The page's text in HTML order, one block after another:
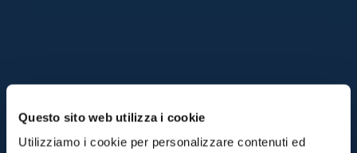
Questo sito web utilizza i cookie
Utilizziamo i cookie per personalizzare contenuti ed